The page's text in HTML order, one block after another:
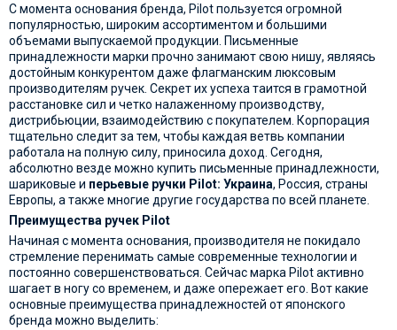
С момента основания бренда, Pilot пользуется огромной
популярностью, широким ассортиментом и большими
объемами выпускаемой продукции. Письменные
принадлежности марки прочно занимают свою нишу, являясь
достойным конкурентом даже флагманским люксовым
производителям ручек. Секрет их успеха таится в грамотной
расстановке сил и четко налаженному производству,
дистрибьюции, взаимодействию с покупателем. Корпорация
тщательно следит за тем, чтобы каждая ветвь компании
работала на полную силу, приносила доход. Сегодня,
абсолютно везде можно купить письменные принадлежности,
шариковые и перьевые ручки Pilot: Украина, Россия, страны
Европы, а также многие другие государства по всей планете.
Преимущества ручек Pilot
Начиная с момента основания, производителя не покидало
стремление перенимать самые современные технологии и
постоянно совершенствоваться. Сейчас марка Pilot активно
шагает в ногу со временем, и даже опережает его. Вот какие
основные преимущества принадлежностей от японского
бренда можно выделить: